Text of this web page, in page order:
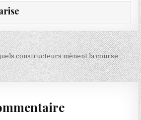
l’article
constructeurs mènent la course